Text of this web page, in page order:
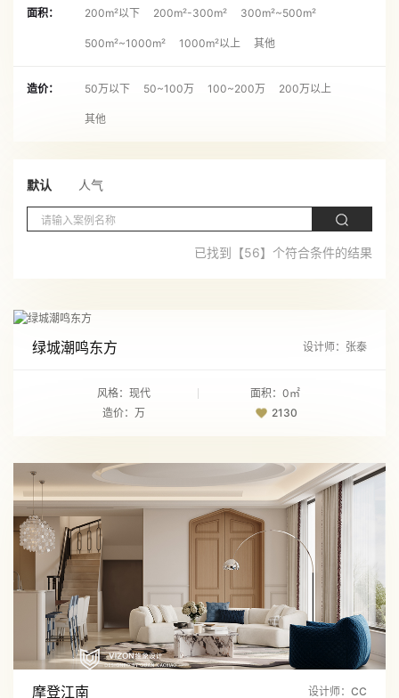
面积： 200m²以下 200m²-300m² 300m²~500m²
500m²~1000m² 1000m²以上 其他
造价： 50万以下 50~100万 100~200万 200万以上
其他
默认 人气
已找到【56】个符合条件的结果
绿城潮鸣东方 设计师：张泰
风格：现代
面积：0㎡
造价：万
2130
摩登江南 设计师：CC